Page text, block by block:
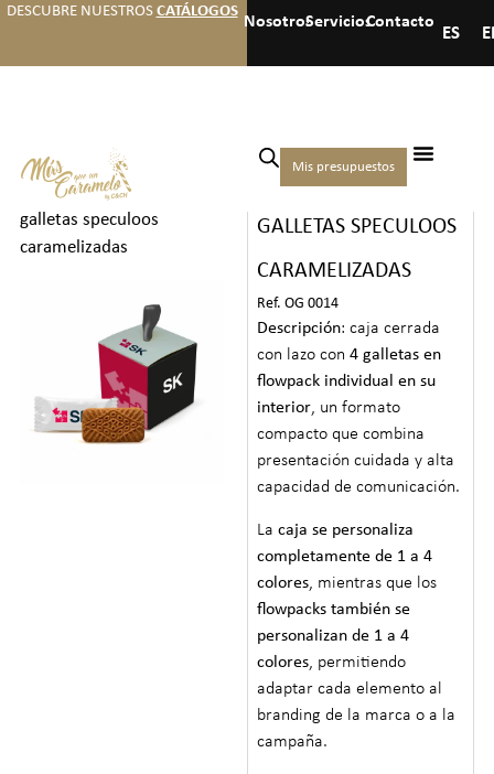
DESCUBRE NUESTROS CATÁLOGOS
NosotrosServiciosContacto
ES
Mis presupuestos
Inicio/
Galletas bebidas y
otros/Galletas
galletas speculoos
caramelizadas
CUBO CON 4
GALLETAS SPECULOOS
CARAMELIZADAS
Ref. OG 0014
Descripción: caja cerrada
con lazo con4 galletas en
flowpack individual en su
interior, un formato
compacto que combina
presentación cuidada y alta
capacidad de comunicación.
Lacaja se personaliza
completamente de 1 a 4
colores, mientras que los
flowpacks también se
personalizan de 1 a 4
colores, permitiendo
adaptar cada elemento al
branding de la marca o a la
campaña.